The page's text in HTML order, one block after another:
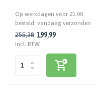
Op werkdagen voor 21:00
besteld, vandaag verzonden
255,38 199,99
Incl. BTW